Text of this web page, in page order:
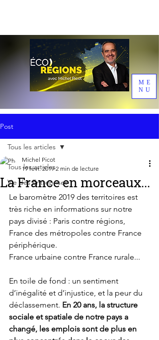
ME
NU
Post
Tous les articles
Vie des Entreprises
Tous les articles
La France en morceaux...
Michel Picot
19 févr. 2019 2 min de lecture
Le baromètre 2019 des territoires est
très riche en informations sur notre
pays divisé : Paris contre régions,
France des métropoles contre France
périphérique.
France urbaine contre France rurale...
En toile de fond : un sentiment
d’inégalité et d’injustice, et la peur du
déclassement. En 20 ans, la structure
sociale et spatiale de notre pays a
changé, les emplois sont de plus en